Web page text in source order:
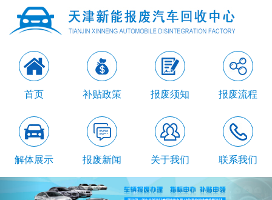
首页 补贴政策 报废须知 报废流程
解体展示 报废新闻 关于我们 联系我们